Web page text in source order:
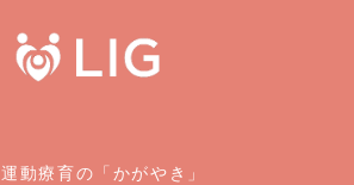
運動療育の「かがやき」